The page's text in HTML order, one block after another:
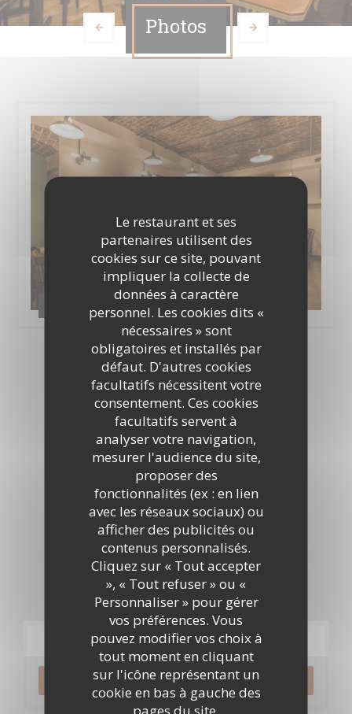
Le restaurant et ses
partenaires utilisent des
cookies sur ce site, pouvant
impliquer la collecte de
données à caractère
personnel. Les cookies dits «
nécessaires » sont
obligatoires et installés par
défaut. D'autres cookies
facultatifs nécessitent votre
consentement. Ces cookies
facultatifs servent à
analyser votre navigation,
mesurer l'audience du site,
proposer des
fonctionnalités (ex : en lien
avec les réseaux sociaux) ou
afficher des publicités ou
contenus personnalisés.
Cliquez sur « Tout accepter
», « Tout refuser » ou «
Personnaliser » pour gérer
vos préférences. Vous
pouvez modifier vos choix à
tout moment en cliquant
sur l'icône représentant un
cookie en bas à gauche des
pages du site.
Photos
Casa Cosa / Inside360
Visite virtuelle
Réservation
RÉSERVER